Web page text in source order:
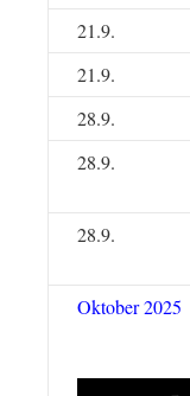
21.9.
21.9.
28.9.
28.9.
28.9.
Oktober 2025